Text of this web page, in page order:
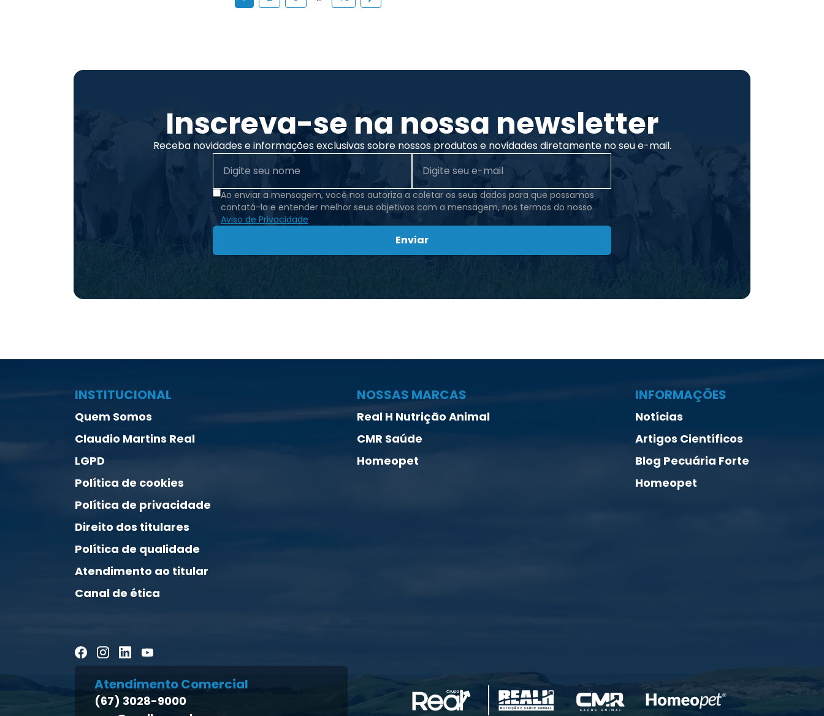
Inscreva-se na nossa newsletter
Receba novidades e informações exclusivas sobre nossos produtos e novidades diretamente no seu e-mail.
Ao enviar a mensagem, você nos autoriza a coletar os seus dados para que possamos
contatá-lo e entender melhor seus objetivos com a mensagem, nos termos do nosso
Aviso de Privacidade
Enviar
INSTITUCIONAL
Quem Somos
Claudio Martins Real
LGPD
Política de cookies
Política de privacidade
Direito dos titulares
Política de qualidade
Atendimento ao titular
Canal de ética
NOSSAS MARCAS
Real H Nutrição Animal
CMR Saúde
Homeopet
INFORMAÇÕES
Notícias
Artigos Científicos
Blog Pecuária Forte
Homeopet
Atendimento Comercial
(67) 3028-9000